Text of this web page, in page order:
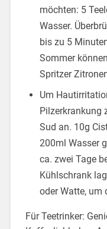
möchten: 5
Wasser.
bis zu 5
Sommer
Spritzer
Um
Pilzerkrankung
Sud an. 10g
200ml Wasser
ca. zwei Tage
Kühlschrank
oder Watte, um
Für Teetrinker: